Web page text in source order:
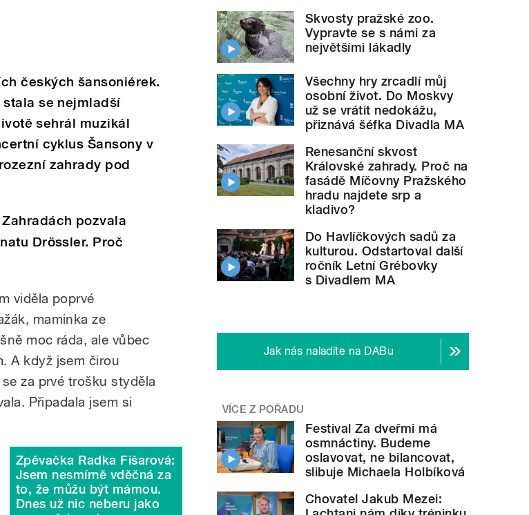
českých šansoniérek.
se nejmladší
sehrál muzikál
cyklus Šansony v
zahrady pod
pozvala
Drössler. Proč
viděla poprvé
maminka ze
moc ráda, ale vůbec
A když jsem čirou
za prvé trošku styděla
Připadala jsem si
Zpěvačka Radka Fišarová:
Jsem nesmírně vděčná za
to, že můžu být mámou.
Dnes už nic neberu jako
Skvosty pražské zoo.
Vypravte se s námi za
největšími lákadly
Všechny hry zrcadlí můj
osobní život. Do Moskvy
už se vrátit nedokážu,
přiznává šéfka Divadla MA
Renesanční skvost
Královské zahrady. Proč na
fasádě Míčovny Pražského
hradu najdete srp a
kladivo?
Do Havlíčkových sadů za
kulturou. Odstartoval další
ročník Letní Grébovky
s Divadlem MA
Jak nás naladíte na DABu
VÍCE Z POŘADU
Festival Za dveřmi má
osmnáctiny. Budeme
oslavovat, ne bilancovat,
slibuje Michaela Holbíková
Chovatel Jakub Mezei: